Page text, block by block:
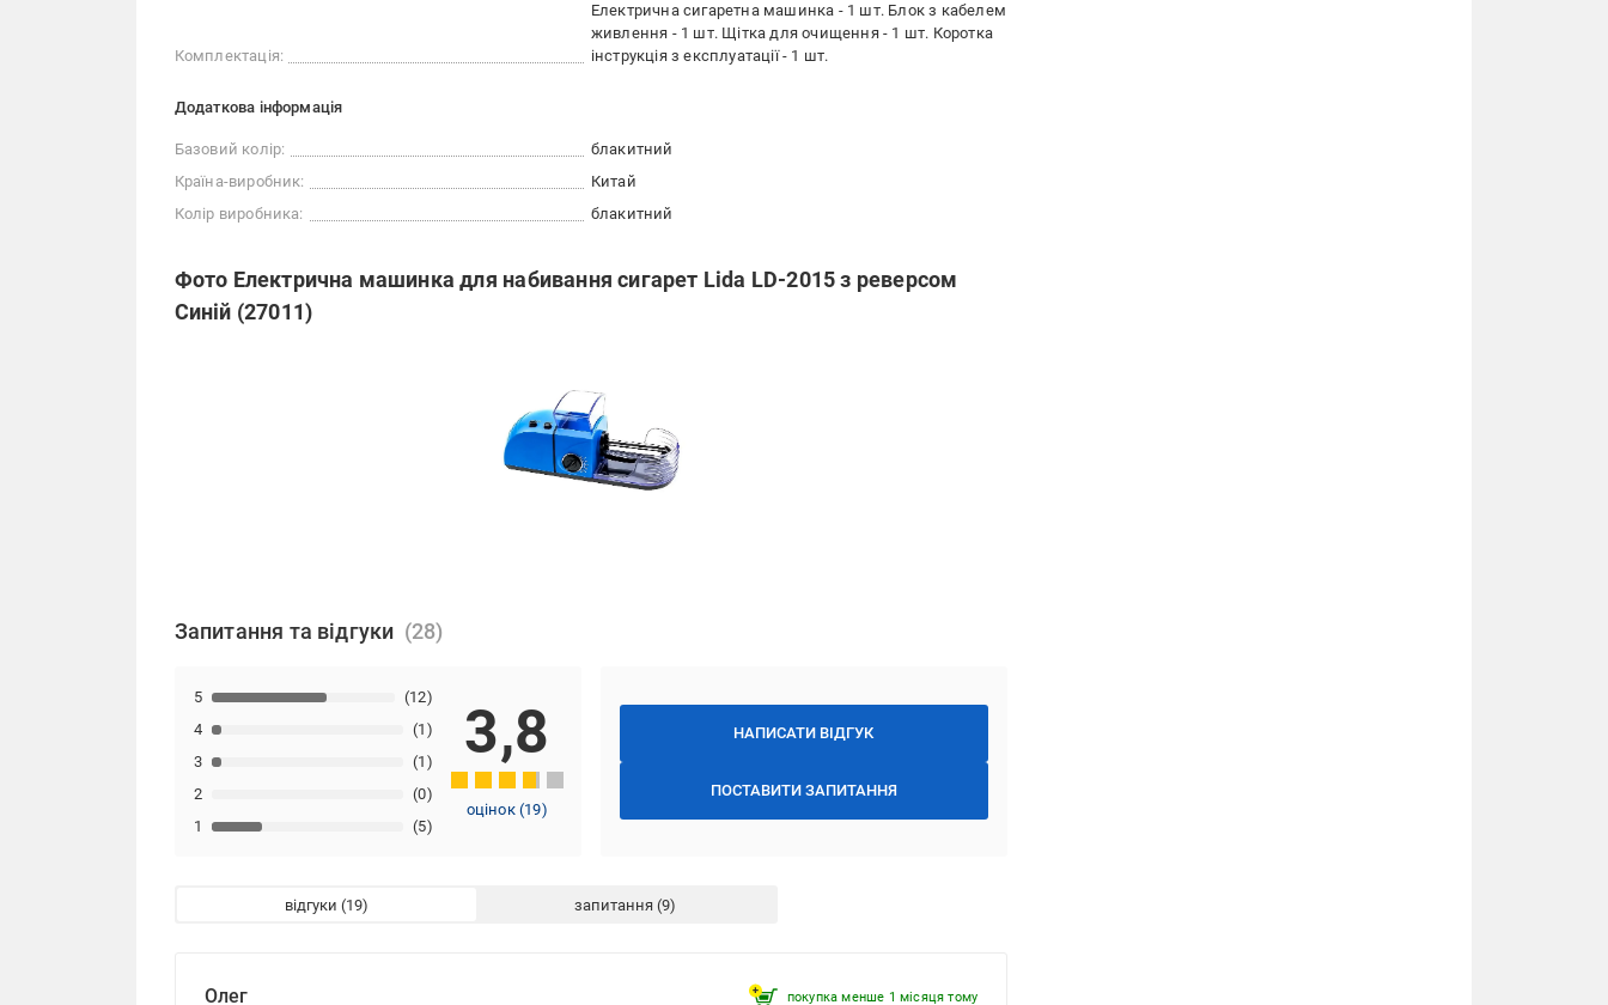
Комплектація:
Електрична сигаретна машинка - 1 шт. Блок з кабелем
живлення - 1 шт. Щітка для очищення - 1 шт. Коротка
інструкція з експлуатації - 1 шт.
Додаткова інформація
Базовий колір:
блакитний
Країна-виробник:
Китай
Колір виробника:
блакитний
Фото Електрична машинка для набивання сигарет Lida LD-2015 з реверсом
Синій (27011)
Запитання та відгуки
НАПИСАТИ ВІДГУК
ПОСТАВИТИ ЗАПИТАННЯ
1 (5)
2 (0)
3 (1)
4 (1)
5 (12)
3,8
оцінок(19)
відгуки запитання
Олег покупка менше 1 місяця томy